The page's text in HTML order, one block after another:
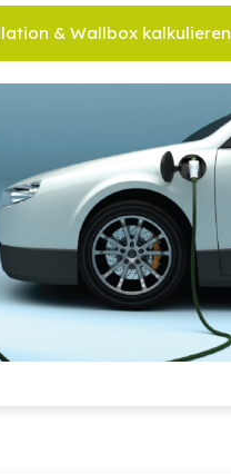
& Wallbox kalkulieren